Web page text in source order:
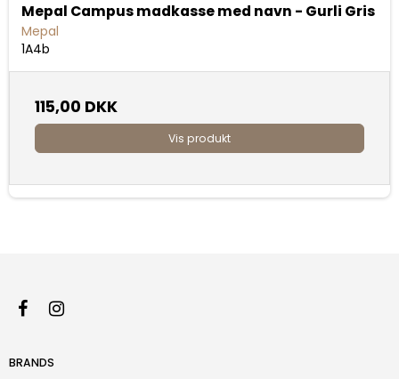
Mepal Campus madkasse med navn - Gurli Gris
Mepal
1A4b
115,00 DKK
Vis produkt
BRANDS